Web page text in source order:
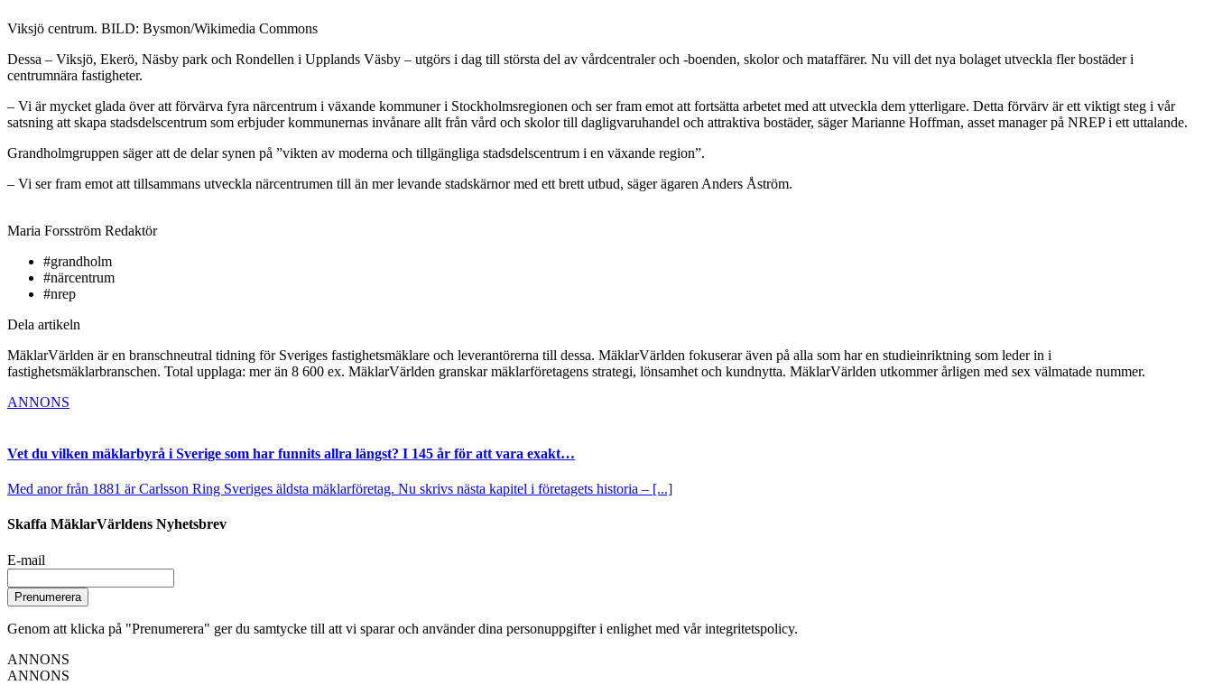
Viksjö centrum. BILD: Bysmon/Wikimedia Commons
Dessa – Viksjö, Ekerö, Näsby park och Rondellen i Upplands Väsby – utgörs i dag till största del av vårdcentraler och -boenden, skolor och mataffärer. Nu vill det nya bolaget utveckla fler bostäder i
centrumnära fastigheter.
– Vi är mycket glada över att förvärva fyra närcentrum i växande kommuner i Stockholmsregionen och ser fram emot att fortsätta arbetet med att utveckla dem ytterligare. Detta förvärv är ett viktigt steg i vår
satsning att skapa stadsdelscentrum som erbjuder kommunernas invånare allt från vård och skolor till dagligvaruhandel och attraktiva bostäder, säger Marianne Hoffman, asset manager på NREP i ett uttalande.
Grandholmgruppen säger att de delar synen på ”vikten av moderna och tillgängliga stadsdelscentrum i en växande region”.
– Vi ser fram emot att tillsammans utveckla närcentrumen till än mer levande stadskärnor med ett brett utbud, säger ägaren Anders Åström.
Maria Forsström Redaktör
#grandholm
#närcentrum
#nrep
Dela artikeln
MäklarVärlden är en branschneutral tidning för Sveriges fastighetsmäklare och leverantörerna till dessa. MäklarVärlden fokuserar även på alla som har en studieinriktning som leder in i
fastighetsmäklarbranschen. Total upplaga: mer än 8 600 ex. MäklarVärlden granskar mäklarföretagens strategi, lönsamhet och kundnytta. MäklarVärlden utkommer årligen med sex välmatade nummer.
ANNONS
Vet du vilken mäklarbyrå i Sverige som har funnits allra längst? I 145 år för att vara exakt…
Med anor från 1881 är Carlsson Ring Sveriges äldsta mäklarföretag. Nu skrivs nästa kapitel i företagets historia – [...]
Skaffa MäklarVärldens Nyhetsbrev
E-mail
Prenumerera
Genom att klicka på "Prenumerera" ger du samtycke till att vi sparar och använder dina personuppgifter i enlighet med vår integritetspolicy.
ANNONS
ANNONS